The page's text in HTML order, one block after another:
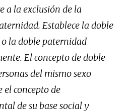
a la exclusión de la
Establece la doble
la doble paternidad
El concepto de doble
del mismo sexo
el concepto de
de su base social y